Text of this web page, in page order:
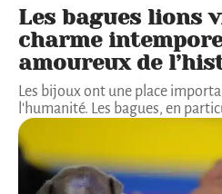
Les bagues lions
charme
amoureux de
Les bijoux ont une place
l'humanité. Les bagues, en